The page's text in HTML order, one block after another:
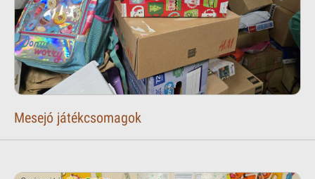
Mesejó játékcsomagok